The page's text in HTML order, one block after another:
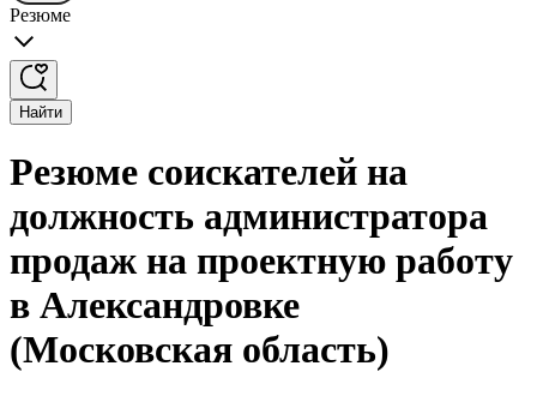
Резюме
Найти
Резюме соискателей на
должность администратора
продаж на проектную работу
в Александровке
(Московская область)